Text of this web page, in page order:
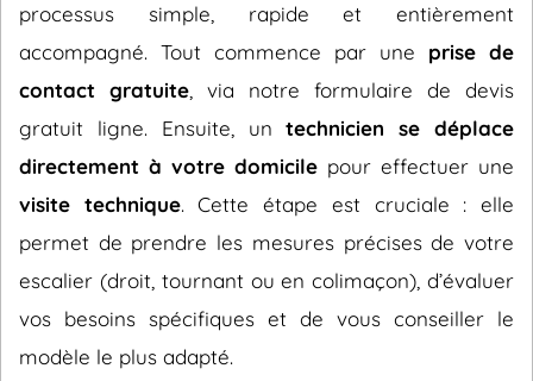
processus simple, rapide et entièrement
accompagné. Tout commence par une prise de
contact gratuite , via notre formulaire de devis
gratuit ligne. Ensuite, untechnicien se déplace
directement à votre domicile pour effectuer une
visite technique. Cette étape est cruciale : elle
permet de prendre les mesures précises de votre
escalier (droit, tournant ou en colimaçon), d’évaluer
vos besoins spécifiques et de vous conseiller le
modèle le plus adapté.